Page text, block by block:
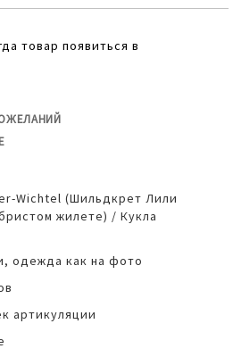
товар появиться в
Wichtel (Шильдкрет Лили
жилете) / Кукла
одежда как на фото
артикуляции